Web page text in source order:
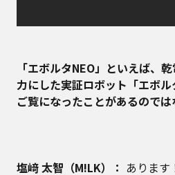
――「エボルタNEO」といえば、
力にした実証ロボット「エボ
ご覧になったことがあるので
塩﨑 太智（M!LK）： あります